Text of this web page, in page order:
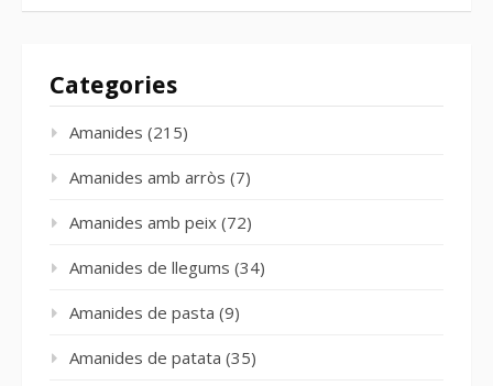
Categories
Amanides (215)
Amanides amb arròs (7)
Amanides amb peix (72)
Amanides de llegums (34)
Amanides de pasta (9)
Amanides de patata (35)